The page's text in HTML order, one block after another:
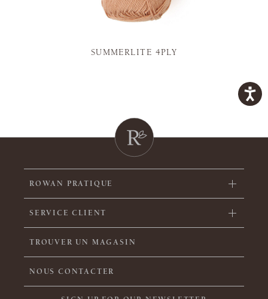
SUMMERLITE 4PLY
ROWAN PRATIQUE
SERVICE CLIENT
TROUVER UN MAGASIN
NOUS CONTACTER